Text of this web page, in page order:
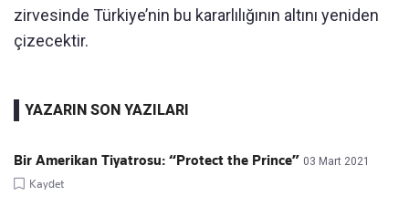
zirvesinde Türkiye’nin bu kararlılığının altını yeniden
çizecektir.
YAZARIN SON YAZILARI
Bir Amerikan Tiyatrosu: “Protect the Prince” 03 Mart 2021
Kaydet